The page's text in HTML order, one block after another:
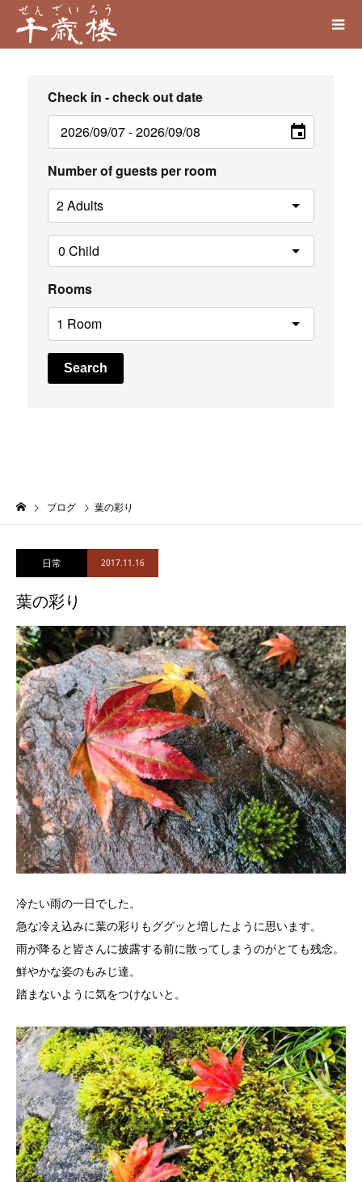
Check in - check out date
Number of guests per room
Rooms
Search
ブログ 葉の彩り
日常 2017.11.16
葉の彩り
冷たい雨の一日でした。
急な冷え込みに葉の彩りもググッと増したように思います。
雨が降ると皆さんに披露する前に散ってしまうのがとても残念。
鮮やかな姿のもみじ達。
踏まないように気をつけないと。